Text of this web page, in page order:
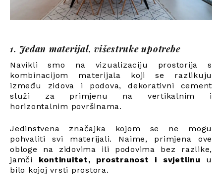
1. Jedan materijal, višestruke upotrebe
Navikli smo na vizualizaciju prostorija s
kombinacijom materijala koji se razlikuju
između zidova i podova, dekorativni cement
služi za primjenu na vertikalnim i
horizontalnim površinama.
Jedinstvena značajka kojom se ne mogu
pohvaliti svi materijali. Naime, primjena ove
obloge na zidovima ili podovima bez razlike,
jamči kontinuitet, prostranost i svjetlinu u
bilo kojoj vrsti prostora.